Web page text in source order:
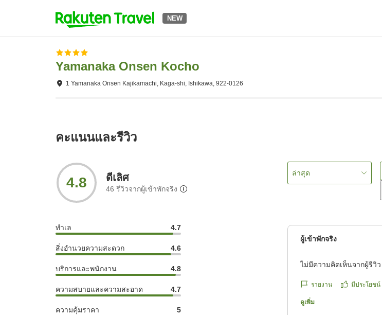
NEW
Yamanaka Onsen Kocho
1 Yamanaka Onsen Kajikamachi, Kaga-shi, Ishikawa, 922-0126
คะแนนและรีวิว
4.8 ดีเลิศ
46 รีวิวจากผู้เข้าพักจริง
ทำเล 4.7
สิ่งอำนวยความสะดวก 4.6
บริการและพนักงาน 4.8
ความสบายและความสะอาด 4.7
ความคุ้มราคา 5
ล่าสุด
ผู้เข้าพักจริง
ไม่มีความคิดเห็นจากผู้รีวิว
รายงาน มีประโยชน์
ดูเพิ่ม